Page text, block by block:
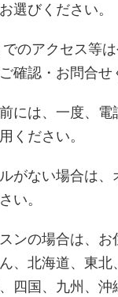
選びください。
のアクセス等
確認・お問合せ
には、一度、電
ください。
がない場合は、
い。
ンの場合は、お
、北海道、東
四国、九州、沖